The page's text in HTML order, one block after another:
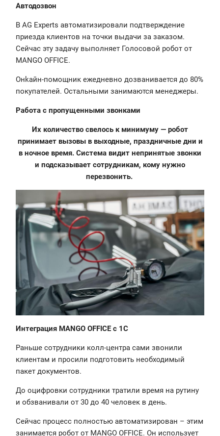
Автодозвон
В AG Experts автоматизировали подтверждение
приезда клиентов на точки выдачи за заказом.
Сейчас эту задачу выполняет Голосовой робот от
MANGO OFFICE.
Онkайн-помощник ежедневно дозванивается до 80%
покупателей. Остальными занимаются менеджеры.
Работа с пропущенными звонками
Их количество свелось к минимуму — робот
принимает вызовы в выходные, праздничные дни и
в ночное время. Система видит непринятые звонки
и подсказывает сотрудникам, кому нужно
перезвонить.
Интеграция MANGO OFFICE с 1C
Раньше сотрудники колл-центра сами звонили
клиентам и просили подготовить необходимый
пакет документов.
До оцифровки сотрудники тратили время на рутину
и обзванивали от 30 до 40 человек в день.
Сейчас процесс полностью автоматизирован – этим
занимается робот от MANGO OFFICE. Он использует